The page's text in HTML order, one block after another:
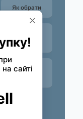
Як обрати
комплекти
FAQ